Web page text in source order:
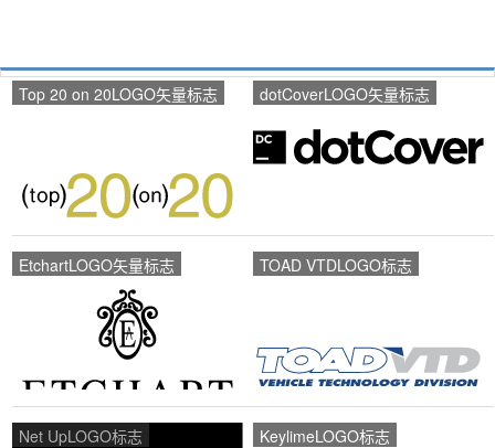
Top 20 on 20LOGO矢量标志 dotCoverLOGO矢量标志
EtchartLOGO矢量标志 TOAD VTDLOGO标志
Net UpLOGO标志 KeylimeLOGO标志